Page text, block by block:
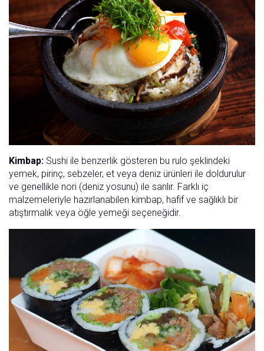
Kimbap: Sushi ile benzerlik gösteren bu rulo şeklindeki
yemek, pirinç, sebzeler, et veya deniz ürünleri ile doldurulur
ve genellikle nori (deniz yosunu) ile sarılır. Farklı iç
malzemeleriyle hazırlanabilen kimbap, hafif ve sağlıklı bir
atıştırmalık veya öğle yemeği seçeneğidir.